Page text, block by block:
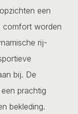
een
comfort worden
rij-
bij. De
prachtig
bekleding.